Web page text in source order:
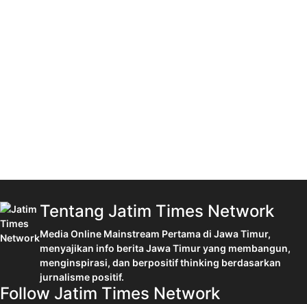
Tentang Jatim Times Network
Media Online Mainstream Pertama di Jawa Timur,
menyajikan info berita Jawa Timur yang membangun,
menginspirasi, dan berpositif thinking berdasarkan
jurnalisme positif.
Follow Jatim Times Network